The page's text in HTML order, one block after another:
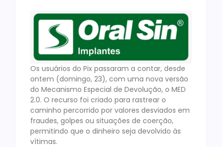
Os usuários do Pix passaram a contar, desde
ontem (domingo, 23), com uma nova versão
do Mecanismo Especial de Devolução, o MED
2.0. O recurso foi criado para rastrear o
caminho percorrido por valores desviados em
fraudes, golpes ou situações de coerção,
permitindo que o dinheiro seja devolvido às
vítimas.